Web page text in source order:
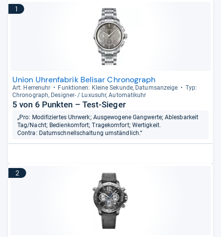
1
Union Uhrenfabrik Belisar Chronograph
Art: Her­ren­uhr Funk­tio­nen: Kleine Sekunde, Datums­an­zeige
Typ:
Chro­no­graph, Desi­gner-​ / Luxu­suhr, Auto­ma­ti­k­uhr
5 von 6 Punkten – Test-Sieger
„Pro: Modifiziertes Uhrwerk; Ausgewogene Gangwerte; Ablesbarkeit
Tag/Nacht; Bedienkomfort; Tragekomfort; Wertigkeit.
Contra: Datumschnellschaltung umständlich.“
2